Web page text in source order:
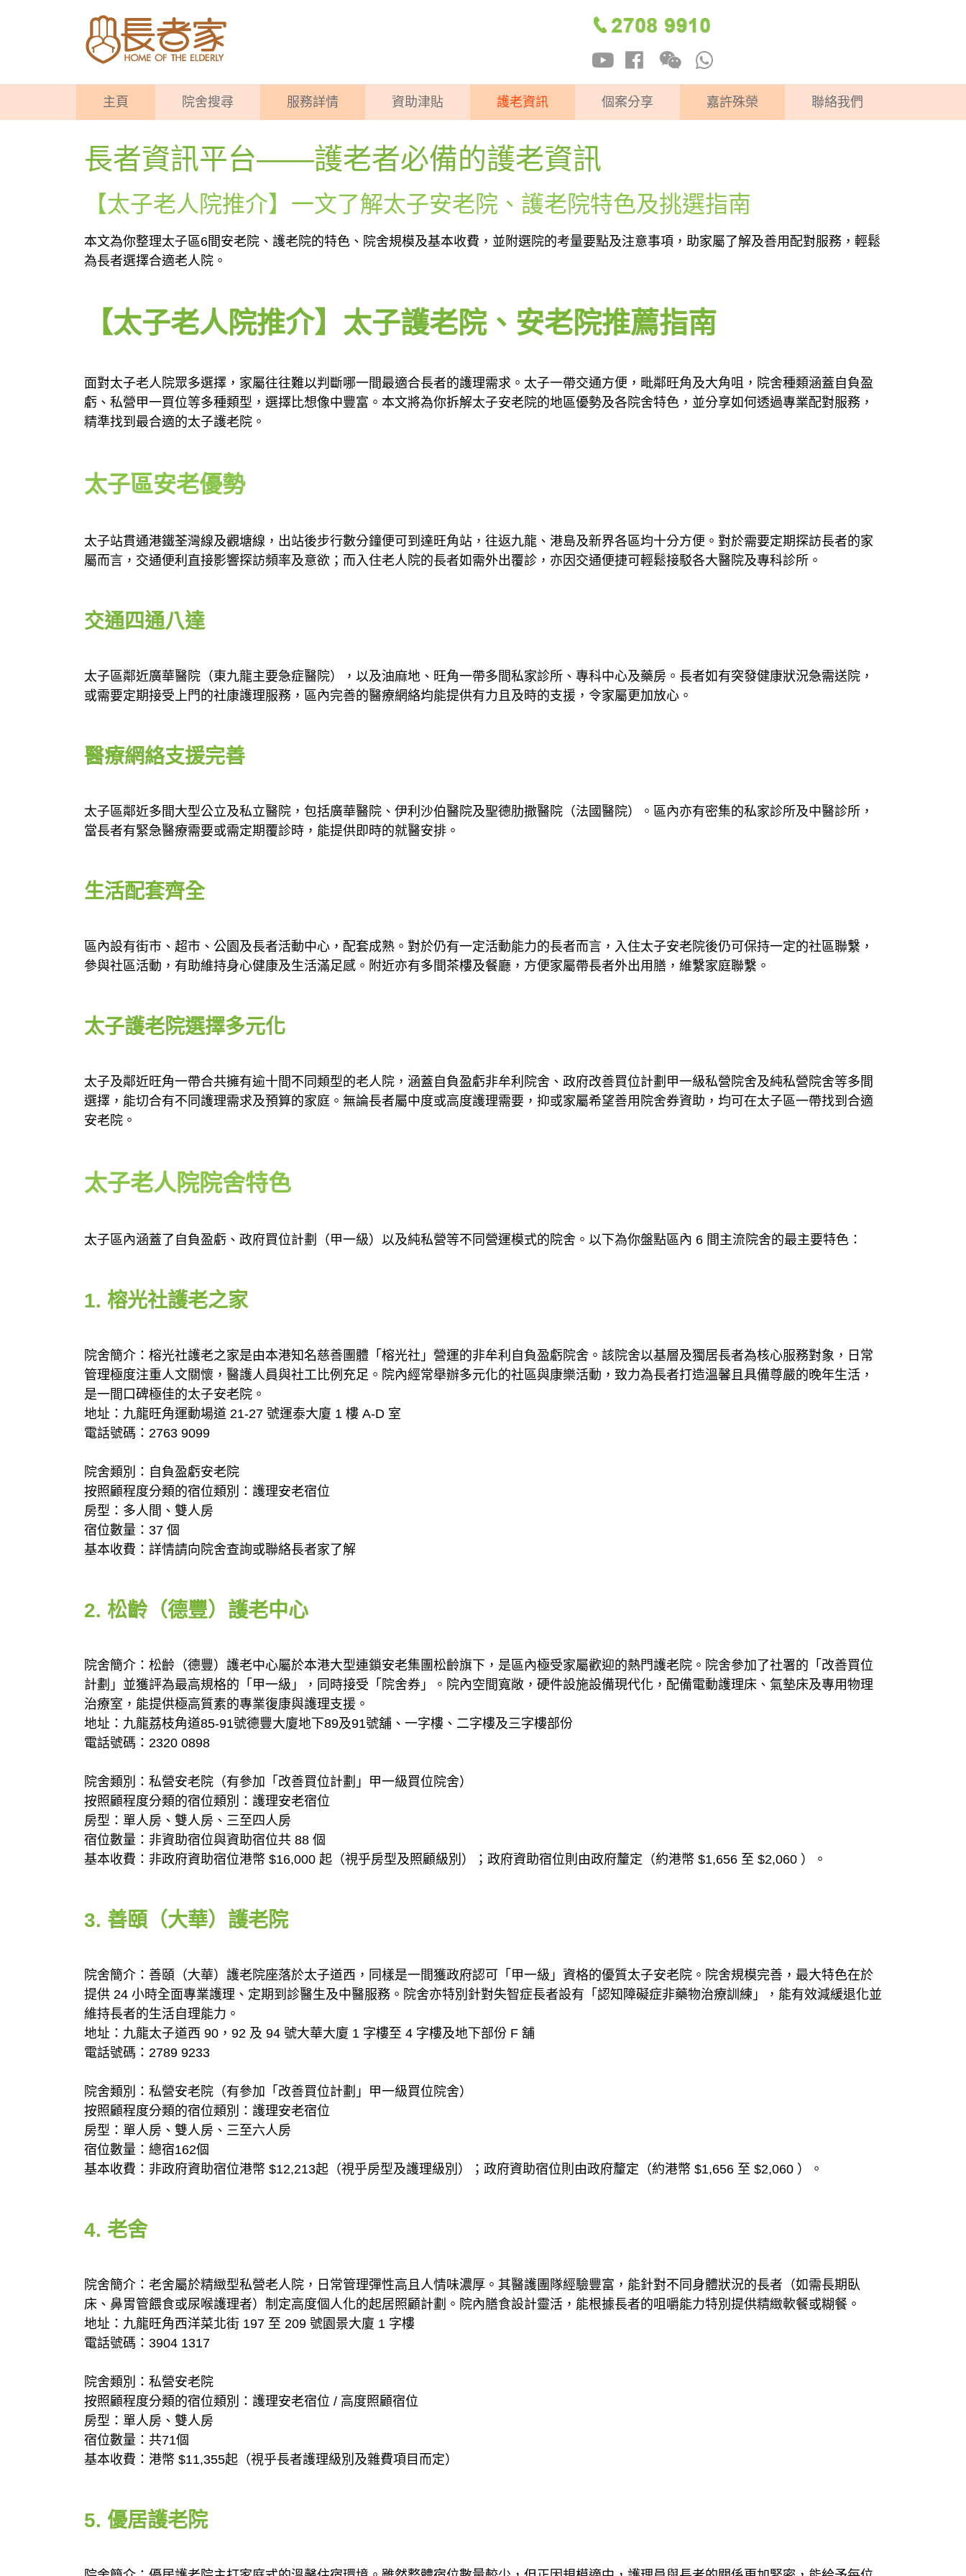
主頁 院舍搜尋 服務詳情 資助津貼 護老資訊 個案分享 嘉許殊榮 聯絡我們
長者資訊平台——護老者必備的護老資訊
【太子老人院推介】一文了解太子安老院、護老院特色及挑選指南
本文為你整理太子區6間安老院、護老院的特色、院舍規模及基本收費，並附選院的考量要點及注意事項，助家屬了解及善用配對服務，輕鬆
為長者選擇合適老人院。
【太子老人院推介】太子護老院、安老院推薦指南
面對太子老人院眾多選擇，家屬往往難以判斷哪一間最適合長者的護理需求。太子一帶交通方便，毗鄰旺角及大角咀，院舍種類涵蓋自負盈
虧、私營甲一買位等多種類型，選擇比想像中豐富。本文將為你拆解太子安老院的地區優勢及各院舍特色，並分享如何透過專業配對服務，
精準找到最合適的太子護老院。
太子區安老優勢
太子站貫通港鐵荃灣線及觀塘線，出站後步行數分鐘便可到達旺角站，往返九龍、港島及新界各區均十分方便。對於需要定期探訪長者的家
屬而言，交通便利直接影響探訪頻率及意欲；而入住老人院的長者如需外出覆診，亦因交通便捷可輕鬆接駁各大醫院及專科診所。
交通四通八達
太子區鄰近廣華醫院（東九龍主要急症醫院），以及油麻地、旺角一帶多間私家診所、專科中心及藥房。長者如有突發健康狀況急需送院，
或需要定期接受上門的社康護理服務，區內完善的醫療網絡均能提供有力且及時的支援，令家屬更加放心。
醫療網絡支援完善
太子區鄰近多間大型公立及私立醫院，包括廣華醫院、伊利沙伯醫院及聖德肋撒醫院（法國醫院）。區內亦有密集的私家診所及中醫診所，
當長者有緊急醫療需要或需定期覆診時，能提供即時的就醫安排。
生活配套齊全
區內設有街市、超市、公園及長者活動中心，配套成熟。對於仍有一定活動能力的長者而言，入住太子安老院後仍可保持一定的社區聯繫，
參與社區活動，有助維持身心健康及生活滿足感。附近亦有多間茶樓及餐廳，方便家屬帶長者外出用膳，維繫家庭聯繫。
太子護老院選擇多元化
太子及鄰近旺角一帶合共擁有逾十間不同類型的老人院，涵蓋自負盈虧非牟利院舍、政府改善買位計劃甲一級私營院舍及純私營院舍等多間
選擇，能切合有不同護理需求及預算的家庭。無論長者屬中度或高度護理需要，抑或家屬希望善用院舍券資助，均可在太子區一帶找到合適
安老院。
太子老人院院舍特色
太子區內涵蓋了自負盈虧、政府買位計劃（甲一級）以及純私營等不同營運模式的院舍。以下為你盤點區內 6 間主流院舍的最主要特色：
1. 榕光社護老之家
院舍簡介：榕光社護老之家是由本港知名慈善團體「榕光社」營運的非牟利自負盈虧院舍。該院舍以基層及獨居長者為核心服務對象，日常
管理極度注重人文關懷，醫護人員與社工比例充足。院內經常舉辦多元化的社區與康樂活動，致力為長者打造溫馨且具備尊嚴的晚年生活，
是一間口碑極佳的太子安老院。
地址：九龍旺角運動場道 21-27 號運泰大廈 1 樓 A-D 室
電話號碼：2763 9099
院舍類別：自負盈虧安老院
按照顧程度分類的宿位類別：護理安老宿位
房型：多人間、雙人房
宿位數量：37 個
基本收費：詳情請向院舍查詢或聯絡長者家了解
2. 松齡（德豐）護老中心
院舍簡介：松齡（德豐）護老中心屬於本港大型連鎖安老集團松齡旗下，是區內極受家屬歡迎的熱門護老院。院舍參加了社署的「改善買位
計劃」並獲評為最高規格的「甲一級」，同時接受「院舍券」。院內空間寬敞，硬件設施設備現代化，配備電動護理床、氣墊床及專用物理
治療室，能提供極高質素的專業復康與護理支援。
地址：九龍荔枝角道85-91號德豐大廈地下89及91號舖、一字樓、二字樓及三字樓部份
電話號碼：2320 0898
院舍類別：私營安老院（有參加「改善買位計劃」甲一級買位院舍）
按照顧程度分類的宿位類別：護理安老宿位
房型：單人房、雙人房、三至四人房
宿位數量：非資助宿位與資助宿位共 88 個
基本收費：非政府資助宿位港幣 $16,000 起（視乎房型及照顧級別）；政府資助宿位則由政府釐定（約港幣 $1,656 至 $2,060 ）。
3. 善頤（大華）護老院
院舍簡介：善頤（大華）護老院座落於太子道西，同樣是一間獲政府認可「甲一級」資格的優質太子安老院。院舍規模完善，最大特色在於
提供 24 小時全面專業護理、定期到診醫生及中醫服務。院舍亦特別針對失智症長者設有「認知障礙症非藥物治療訓練」，能有效減緩退化並
維持長者的生活自理能力。
地址：九龍太子道西 90，92 及 94 號大華大廈 1 字樓至 4 字樓及地下部份 F 舖
電話號碼：2789 9233
院舍類別：私營安老院（有參加「改善買位計劃」甲一級買位院舍）
按照顧程度分類的宿位類別：護理安老宿位
房型：單人房、雙人房、三至六人房
宿位數量：總宿162個
基本收費：非政府資助宿位港幣 $12,213起（視乎房型及護理級別）；政府資助宿位則由政府釐定（約港幣 $1,656 至 $2,060 ）。
4. 老舍
院舍簡介：老舍屬於精緻型私營老人院，日常管理彈性高且人情味濃厚。其醫護團隊經驗豐富，能針對不同身體狀況的長者（如需長期臥
床、鼻胃管餵食或尿喉護理者）制定高度個人化的起居照顧計劃。院內膳食設計靈活，能根據長者的咀嚼能力特別提供精緻軟餐或糊餐。
地址：九龍旺角西洋菜北街 197 至 209 號園景大廈 1 字樓
電話號碼：3904 1317
院舍類別：私營安老院
按照顧程度分類的宿位類別：護理安老宿位 / 高度照顧宿位
房型：單人房、雙人房
宿位數量：共71個
基本收費：港幣 $11,355起（視乎長者護理級別及雜費項目而定）
5. 優居護老院